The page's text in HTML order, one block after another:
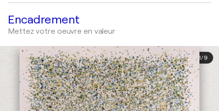
Encadrement
Mettez votre oeuvre en valeur
1/9